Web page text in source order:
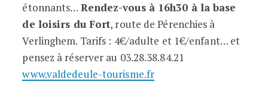
étonnants… Rendez-vous à 16h30 à la base
de loisirs du Fort, route de Pérenchies à
Verlinghem. Tarifs : 4€/adulte et 1€/enfant… et
pensez à réserver au 03.28.38.84.21
www.valdedeule-tourisme.fr